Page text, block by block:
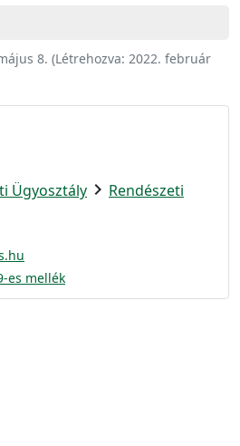
8. (Létrehozva: 2022. február
Ügyosztály chevron_right Rendészeti
es mellék